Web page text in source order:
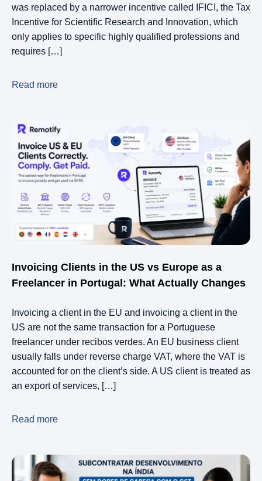
was replaced by a narrower incentive called IFICI, the Tax
Incentive for Scientific Research and Innovation, which
only applies to specific highly qualified professions and
requires […]
Read more
Invoicing Clients in the US vs Europe as a
Freelancer in Portugal: What Actually Changes
Invoicing a client in the EU and invoicing a client in the
US are not the same transaction for a Portuguese
freelancer under recibos verdes. An EU business client
usually falls under reverse charge VAT, where the VAT is
accounted for on the client’s side. A US client is treated as
an export of services, […]
Read more